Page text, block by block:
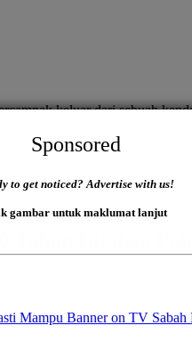
keluar dari sebuah
Ditahan Polis
Sponsored
to get noticed? Advertise with us!
gambar untuk maklumat lanjut